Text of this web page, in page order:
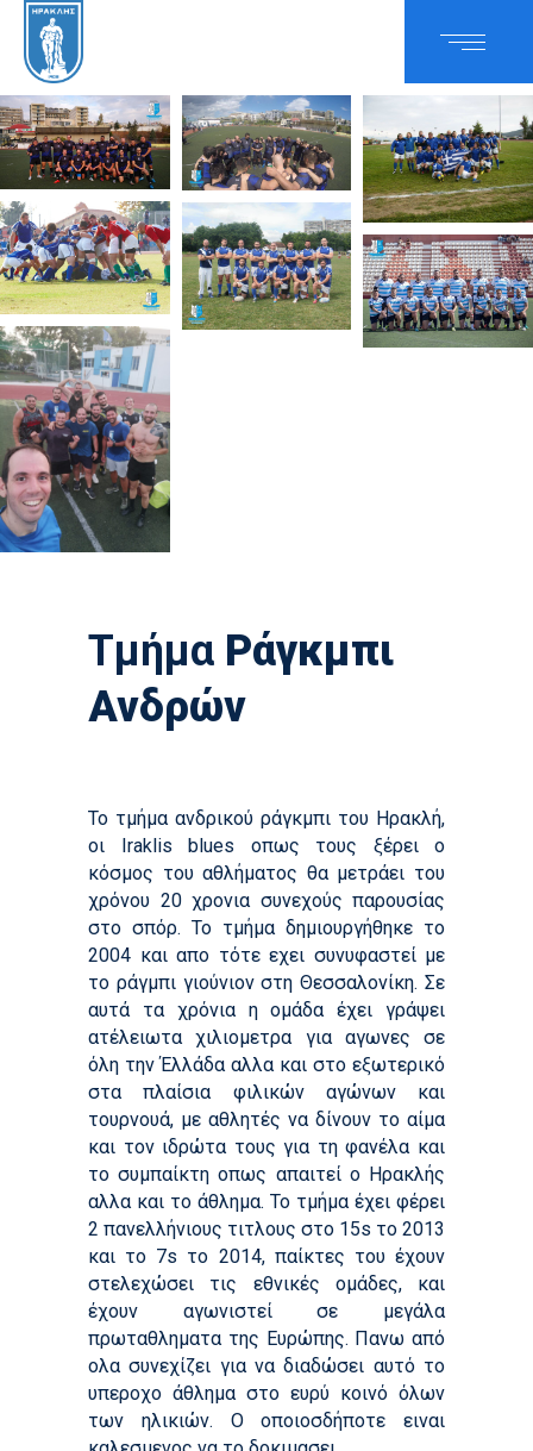
Τμήμα Ράγκμπι
Ανδρών
Το τμήμα ανδρικού ράγκμπι του Ηρακλή,
οι Iraklis blues οπως τους ξέρει ο
κόσμος του αθλήματος θα μετράει του
χρόνου 20 χρονια συνεχούς παρουσίας
στο σπόρ. Το τμήμα δημιουργήθηκε το
2004 και απο τότε εχει συνυφαστεί με
το ράγμπι γιούνιον στη Θεσσαλονίκη. Σε
αυτά τα χρόνια η ομάδα έχει γράψει
ατέλειωτα χιλιομετρα για αγωνες σε
όλη την Έλλάδα αλλα και στο εξωτερικό
στα πλαίσια φιλικών αγώνων και
τουρνουά, με αθλητές να δίνουν το αίμα
και τον ιδρώτα τους για τη φανέλα και
το συμπαίκτη οπως απαιτεί ο Ηρακλής
αλλα και το άθλημα. Το τμήμα έχει φέρει
2 πανελλήνιους τιτλους στο 15s το 2013
και το 7s το 2014, παίκτες του έχουν
στελεχώσει τις εθνικές ομάδες, και
έχουν αγωνιστεί σε μεγάλα
πρωταθληματα της Ευρώπης. Πανω από
ολα συνεχίζει για να διαδώσει αυτό το
υπεροχο άθλημα στο ευρύ κοινό όλων
των ηλικιών. Ο οποιοσδήποτε ειναι